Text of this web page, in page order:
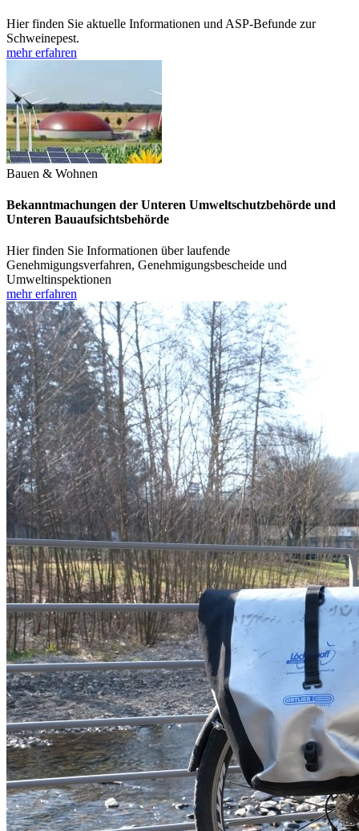
Hier finden Sie aktuelle Informationen und ASP-Befunde zur
Schweinepest.
mehr erfahren
Bauen & Wohnen
Bekanntmachungen der Unteren Umweltschutzbehörde und
Unteren Bauaufsichtsbehörde
Hier finden Sie Informationen über laufende
Genehmigungsverfahren, Genehmigungsbescheide und
Umweltinspektionen
mehr erfahren